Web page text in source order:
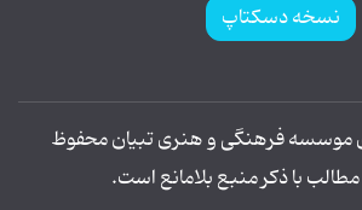
نسخه دسکتاپ
موسسه فرهنگی و هنری تبیان محفوظ
با ذکر منبع بلامانع است.